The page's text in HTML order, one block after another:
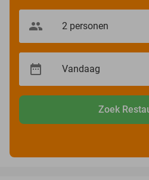
Zoek